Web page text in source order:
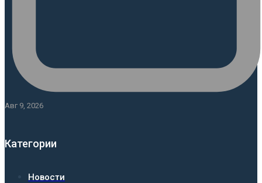
Авг 9, 2026
Категории
Новости